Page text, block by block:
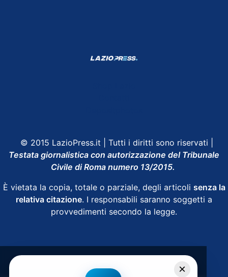
© 2015 LazioPress.it | Tutti i diritti sono riservati |
Testata giornalistica con autorizzazione del Tribunale
Civile di Roma numero 13/2015.
È vietata la copia, totale o parziale, degli articoli senza la
relativa citazione. I responsabili saranno soggetti a
provvedimenti secondo la legge.
×